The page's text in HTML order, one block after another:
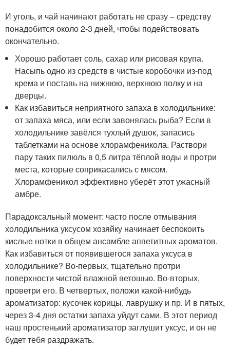
И уголь, и чай начинают работать не сразу – средству
понадобится около 2-3 дней, чтобы подействовать
окончательно.
Хорошо работает соль, сахар или рисовая крупа.
Насыпь одно из средств в чистые коробочки из-под
крема и поставь на нижнюю, верхнюю полку и на
дверцы.
Как избавиться неприятного запаха в холодильнике:
от запаха мяса, или если завонялась рыба? Если в
холодильнике завёлся тухлый душок, запасись
таблетками на основе хлорамфеникола. Раствори
пару таких пилюль в 0,5 литра тёплой воды и протри
места, которые соприкасались с мясом.
Хлорамфеникол эффективно уберёт этот ужасный
амбре.
Парадоксальный момент: часто после отмывания
холодильника уксусом хозяйку начинает беспокоить
кислые нотки в общем ансамбле аппетитных ароматов.
Как избавиться от появившегося запаха уксуса в
холодильнике? Во-первых, тщательно протри
поверхности чистой влажной ветошью. Во-вторых,
проветри его. В четвертых, положи какой-нибудь
ароматизатор: кусочек корицы, лаврушку и пр. И в пятых,
через 3-4 дня остатки запаха уйдут сами. В этот период
наш простенький ароматизатор заглушит уксус, и он не
будет тебя раздражать.